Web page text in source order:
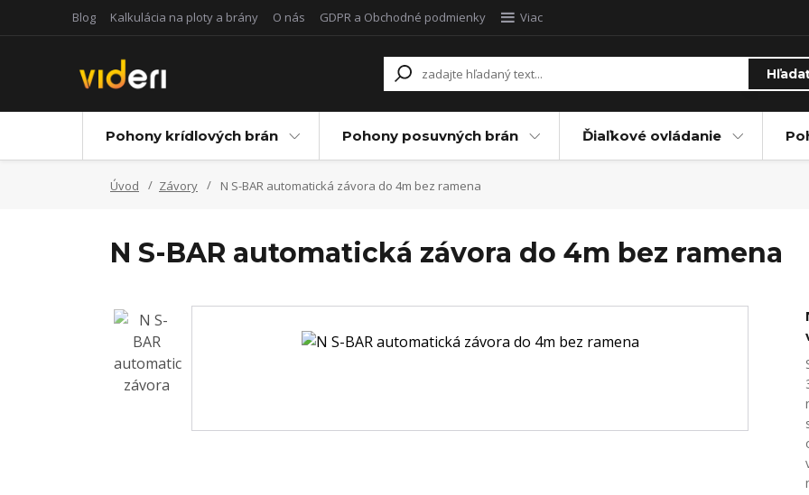
Blog Kalkulácia na ploty a brány O nás GDPR a Obchodné podmienky Viac
Pohony krídlových brán Pohony posuvných brán Ďiaľkové ovládanie
Úvod Závory N S-BAR automatická závora do 4m bez ramena
N S-BAR automatická závora do 4m bez ramena